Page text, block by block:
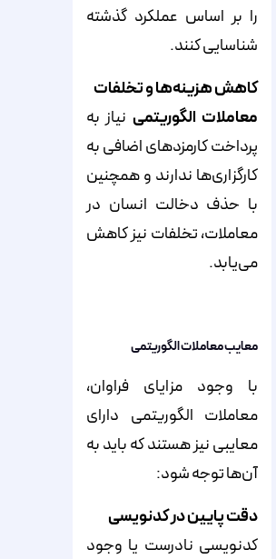
را بر اساس عملکرد گذشته
شناسایی کنند.
کاهش هزینه‌ها و تخلفات
معاملات الگوریتمی نیاز به
پرداخت کارمزدهای اضافی به
کارگزاری‌ها ندارند و همچنین
با حذف دخالت انسان در
معاملات، تخلفات نیز کاهش
می‌یابد.
معایب معاملات الگوریتمی
با وجود مزایای فراوان،
معاملات الگوریتمی دارای
معایبی نیز هستند که باید به
آن‌ها توجه شود:
دقت پایین در کدنویسی
کدنویسی نادرست یا وجود